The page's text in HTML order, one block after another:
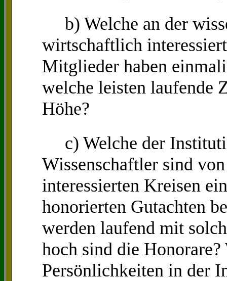
b) Welche an der
wirtschaftlich
Mitglieder haben
welche leisten laufende
Höhe?
c) Welche der
Wissenschaftler sind
interessierten Kreisen
honorierten Gutachten
werden laufend mit
hoch sind die
Persönlichkeiten in der